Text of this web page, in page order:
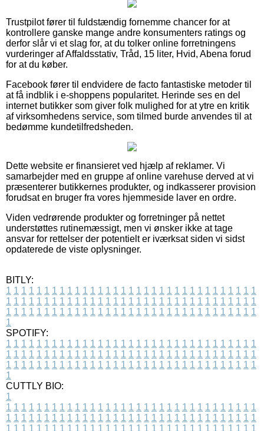
Trustpilot fører til fuldstændig fornemme chancer for at
kontrollere ganske mange andre konsumenters ratings og
derfor slår vi et slag for, at du tolker online forretningens
vurderinger af Affaldsstativ, Tråd, 15 liter, Hvid, Abena forud
for at du køber.
Facebook fører til endvidere de facto fantastiske metoder til
at få indblik i e-shoppens popularitet. Herinde ses en del
internet butikker som giver folk mulighed for at ytre en kritik
af virksomhedens service, som tilmed burde anvendes til at
bedømme kundetilfredsheden.
Dette website er finansieret ved hjælp af reklamer. Vi
samarbejder med en gruppe af online varehuse derved at vi
præsenterer butikkernes produkter, og indkasserer provision
forudsat en bruger fra vores hjemmeside laver en ordre.
Viden vedrørende produkter og forretninger på nettet
understøttes rutinemæssigt, men vi ønsker ikke at tage
ansvar for rettelser der potentielt er iværksat siden vi sidst
opdaterede de viste oplysninger.
BITLY:
1 1 1 1 1 1 1 1 1 1 1 1 1 1 1 1 1 1 1 1 1 1 1 1 1 1 1 1 1 1 1 1 1
1 1 1 1 1 1 1 1 1 1 1 1 1 1 1 1 1 1 1 1 1 1 1 1 1 1 1 1 1 1 1 1 1
1 1 1 1 1 1 1 1 1 1 1 1 1 1 1 1 1 1 1 1 1 1 1 1 1 1 1 1 1 1 1 1 1
1
SPOTIFY:
1 1 1 1 1 1 1 1 1 1 1 1 1 1 1 1 1 1 1 1 1 1 1 1 1 1 1 1 1 1 1 1 1
1 1 1 1 1 1 1 1 1 1 1 1 1 1 1 1 1 1 1 1 1 1 1 1 1 1 1 1 1 1 1 1 1
1 1 1 1 1 1 1 1 1 1 1 1 1 1 1 1 1 1 1 1 1 1 1 1 1 1 1 1 1 1 1 1 1
1
CUTTLY BIO:
1
1 1 1 1 1 1 1 1 1 1 1 1 1 1 1 1 1 1 1 1 1 1 1 1 1 1 1 1 1 1 1 1 1
1 1 1 1 1 1 1 1 1 1 1 1 1 1 1 1 1 1 1 1 1 1 1 1 1 1 1 1 1 1 1 1 1
1 1 1 1 1 1 1 1 1 1 1 1 1 1 1 1 1 1 1 1 1 1 1 1 1 1 1 1 1 1 1 1 1